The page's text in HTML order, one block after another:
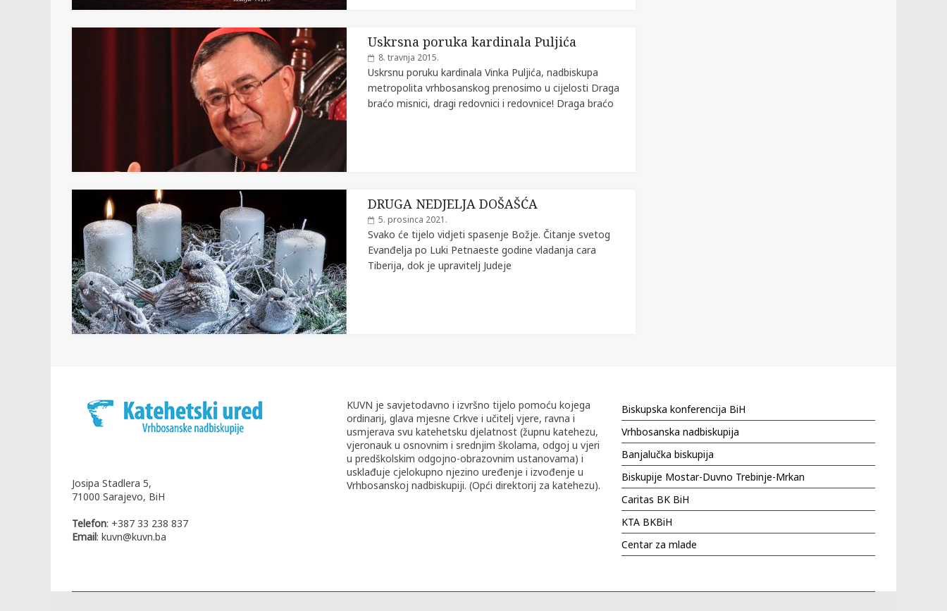
Uskrsna poruka kardinala Puljića
8. travnja 2015.
Uskrsnu poruku kardinala Vinka Puljića, nadbiskupa
metropolita vrhbosanskog prenosimo u cijelosti Draga
braćo misnici, dragi redovnici i redovnice! Draga braćo
DRUGA NEDJELJA DOŠAŠĆA
5. prosinca 2021.
Svako će tijelo vidjeti spasenje Božje. Čitanje svetog
Evanđelja po Luki Petnaeste godine vladanja cara
Tiberija, dok je upravitelj Judeje
Josipa Stadlera 5,
71000 Sarajevo, BiH
Telefon: +387 33 238 837
Email: kuvn@kuvn.ba
KUVN je savjetodavno i izvršno tijelo pomoću kojega
ordinarij, glava mjesne Crkve i učitelj vjere, ravna i
usmjerava svu katehetsku djelatnost (župnu katehezu,
vjeronauk u osnovnim i srednjim školama, odgoj u vjeri
u predškolskim odgojno-obrazovnim ustanovama) i
usklađuje cjelokupno njezino uređenje i izvođenje u
Vrhbosanskoj nadbiskupiji. (Opći direktorij za katehezu).
Biskupska konferencija BiH
Vrhbosanska nadbiskupija
Banjalučka biskupija
Biskupije Mostar-Duvno Trebinje-Mrkan
Caritas BK BiH
KTA BKBiH
Centar za mlade